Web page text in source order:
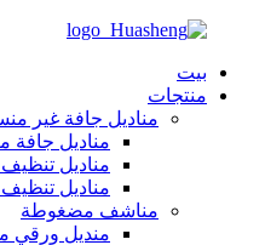
بيت
منتجات
مناديل جافة غير
مناديل جافة
مناديل
مناديل
مناشف مضغوطة
منديل ورقي